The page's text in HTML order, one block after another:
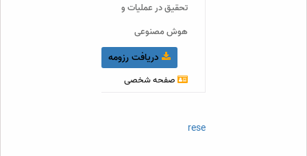
تحقیق در عملیات و
هوش مصنوعی
دریافت رزومه
صفحه شخصی
researchGate